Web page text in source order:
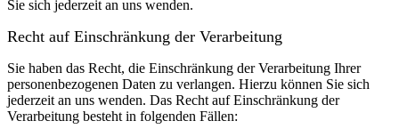
Sie sich jederzeit an uns wenden.
Recht auf Einschränkung der Verarbeitung
Sie haben das Recht, die Einschränkung der Verarbeitung Ihrer
personenbezogenen Daten zu verlangen. Hierzu können Sie sich
jederzeit an uns wenden. Das Recht auf Einschränkung der
Verarbeitung besteht in folgenden Fällen: